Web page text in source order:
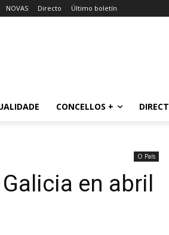
NOVAS Directo Último boletín
CONCELLOS +
O País
en abril